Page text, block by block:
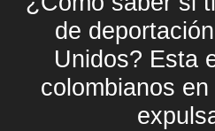
de
Unidos? Esta
colombianos